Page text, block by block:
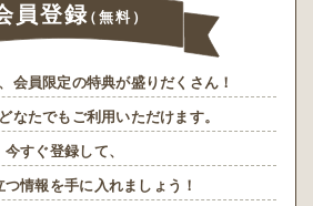
員登録（無料）
会員限定の特典が盛りだくさん！
なたでもご利用いただけます。
今すぐ登録して、
つ情報を手に入れましょう！